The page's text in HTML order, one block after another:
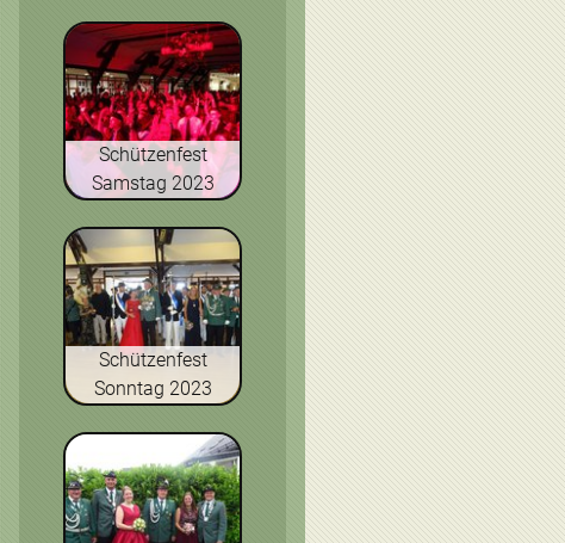
Schützenfest
Samstag 2023
Schützenfest
Sonntag 2023